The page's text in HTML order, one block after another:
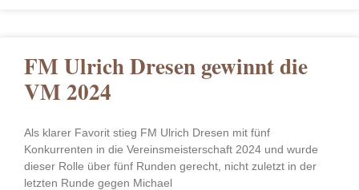
FM Ulrich Dresen gewinnt die
VM 2024
Als klarer Favorit stieg FM Ulrich Dresen mit fünf
Konkurrenten in die Vereinsmeisterschaft 2024 und wurde
dieser Rolle über fünf Runden gerecht, nicht zuletzt in der
letzten Runde gegen Michael